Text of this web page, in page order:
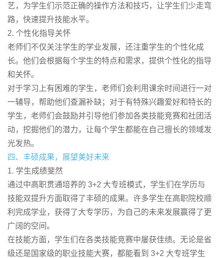
艺，为学生们示范正确的操作方法和技巧，让学生们少走弯
路，快速提升技能水平。
2. 个性化指导关怀
老师们不仅关注学生的学业发展，还注重学生的个性化成
长。他们会根据每个学生的特点和需求，提供个性化的指导
和关怀。
对于学习上有困难的学生，老师们会利用课余时间进行一对
一辅导，帮助他们查漏补缺；对于有特殊兴趣爱好和特长的
学生，老师们会鼓励并引导他们参加各类技能竞赛和社团活
动，挖掘他们的潜力，让每个学生都能在自己擅长的领域发
光发热。
四、丰硕成果，展望美好未来
1. 学生成绩斐然
通过中高职贯通培养的 3+2 大专班模式，学生们在学历与
技能双提升方面取得了丰硕的成果。许多学生在高职院校顺
利完成学业，获得了大专学历，为自己的未来发展赢得了更
广阔的空间。
在技能方面，学生们在各类技能竞赛中屡获佳绩。无论是省
级还是国家级的职业技能大赛，都能看到 3+2 大专班学生